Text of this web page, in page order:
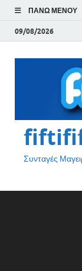
ΠΆΝΩ ΜΕΝΟΎ
09/08/2026
Συνταγές